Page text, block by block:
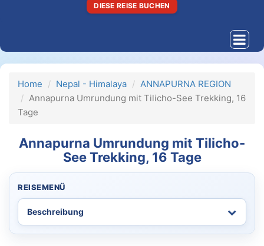
DIESE REISE BUCHEN
Home Nepal - Himalaya
ANNAPURNA REGION
Annapurna Umrundung mit Tilicho-See Trekking, 16
Tage
Annapurna Umrundung mit Tilicho-
See Trekking, 16 Tage
REISEMENÜ